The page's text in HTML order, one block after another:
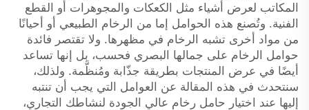
المكاتب لعرض أشياء مثل الكعكات والمجوهرات أو القطع
الفنية. وتُصنع هذه الحوامل إما من الرخام الطبيعي أو أحيانًا
من مواد أخرى تشبه الرخام في مظهرها. ولا تقتصر فائدة
حوامل الرخام على جمالها البصري فحسب، بل إنها تساعد
أيضًا في عرض المنتجات بطريقة جذّابة ومُنظَّمة. ولذلك،
سنتحدث في هذه المقالة عن العوامل التي يجب أن تنتبه
إليها عند اختيار حامل رخام عالي الجودة لنشاطك التجاري،